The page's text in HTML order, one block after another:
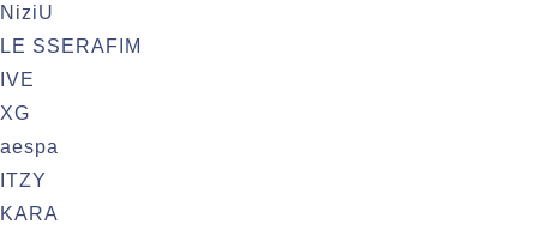
NiziU
LE SSERAFIM
IVE
XG
aespa
ITZY
KARA